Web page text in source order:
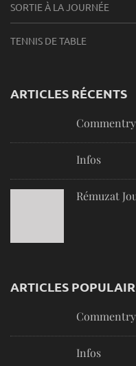
SORTIE À LA JOURNÉE
TENNIS DE TABLE
ARTICLES RÉCENTS
Infos
Rémuzat
ARTICLES
Infos